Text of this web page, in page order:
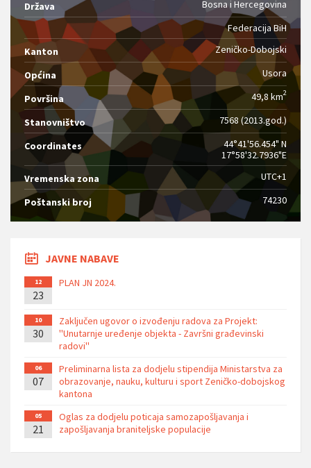
Država
Bosna i Hercegovina
Federacija BiH
Kanton
Zeničko-Dobojski
Općina Usora
Površina 49,8 km2
Stanovništvo 7568 (2013.god.)
Coordinates
44°41'56.454" N
17°58'32.7936"E
Vremenska zona
UTC+1
Poštanski broj 74230
JAVNE NABAVE
12
23
PLAN JN 2024.
10
30
Zaključen ugovor o izvođenju radova za Projekt:
''Unutarnje uređenje objekta - Završni građevinski
radovi''
06
07
Preliminarna lista za dodjelu stipendija Ministarstva za
obrazovanje, nauku, kulturu i sport Zeničko-dobojskog
kantona
05
21
Oglas za dodjelu poticaja samozapošljavanja i
zapošljavanja braniteljske populacije